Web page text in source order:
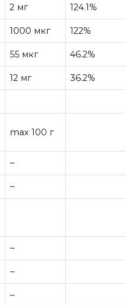
2 мг 124.1%
1000 мкг 122%
55 мкг 46.2%
12 мг 36.2%
max 100 г
~
~
~
~
~